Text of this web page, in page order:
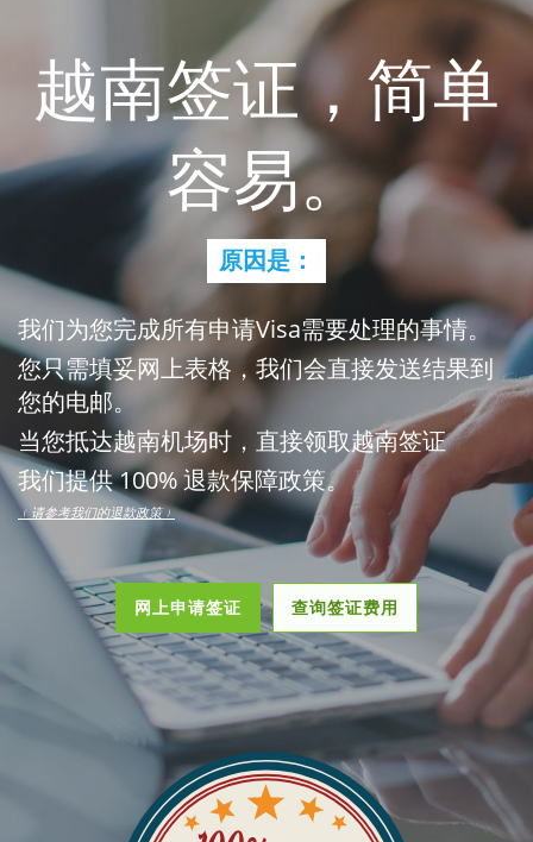
越南签证，简单
容易。
原因是：
我们为您完成所有申请Visa需要处理的事情。
您只需填妥网上表格，我们会直接发送结果到
您的电邮。
当您抵达越南机场时，直接领取越南签证
我们提供 100% 退款保障政策。
﹙请参考我们的退款政策﹚
网上申请签证 查询签证费用